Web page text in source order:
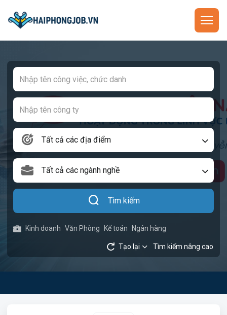
Tất cả các địa điểm
Tất cả các ngành nghề
Tìm kiếm
Kinh doanh Văn Phòng Kế toán Ngân hàng
Tạo lại Tìm kiếm nâng cao